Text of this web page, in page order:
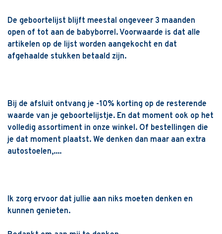
De geboortelijst blijft meestal ongeveer 3 maanden
open of tot aan de babyborrel. Voorwaarde is dat alle
artikelen op de lijst worden aangekocht en dat
afgehaalde stukken betaald zijn.
Bij de afsluit ontvang je -10% korting op de resterende
waarde van je geboortelijstje. En dat moment ook op het
volledig assortiment in onze winkel. Of bestellingen die
je dat moment plaatst. We denken dan maar aan extra
autostoelen,....
Ik zorg ervoor dat jullie aan niks moeten denken en
kunnen genieten.